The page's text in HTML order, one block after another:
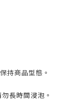
持商品型態。
長時間浸泡。